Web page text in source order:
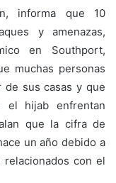
informa que 10
y amenazas,
en Southport,
muchas personas
de sus casas y que
el hijab enfrentan
que la cifra de
un año debido a
con el